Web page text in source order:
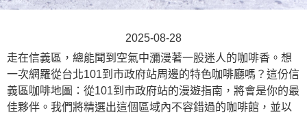
2025-08-28
走在信義區，總能聞到空氣中瀰漫著一股迷人的咖啡香。想
一次網羅從台北101到市政府站周邊的特色咖啡廳嗎？這份信
義區咖啡地圖：從101到市政府站的漫遊指南，將會是你的最
佳夥伴。我們將精選出這個區域內不容錯過的咖啡館，並以